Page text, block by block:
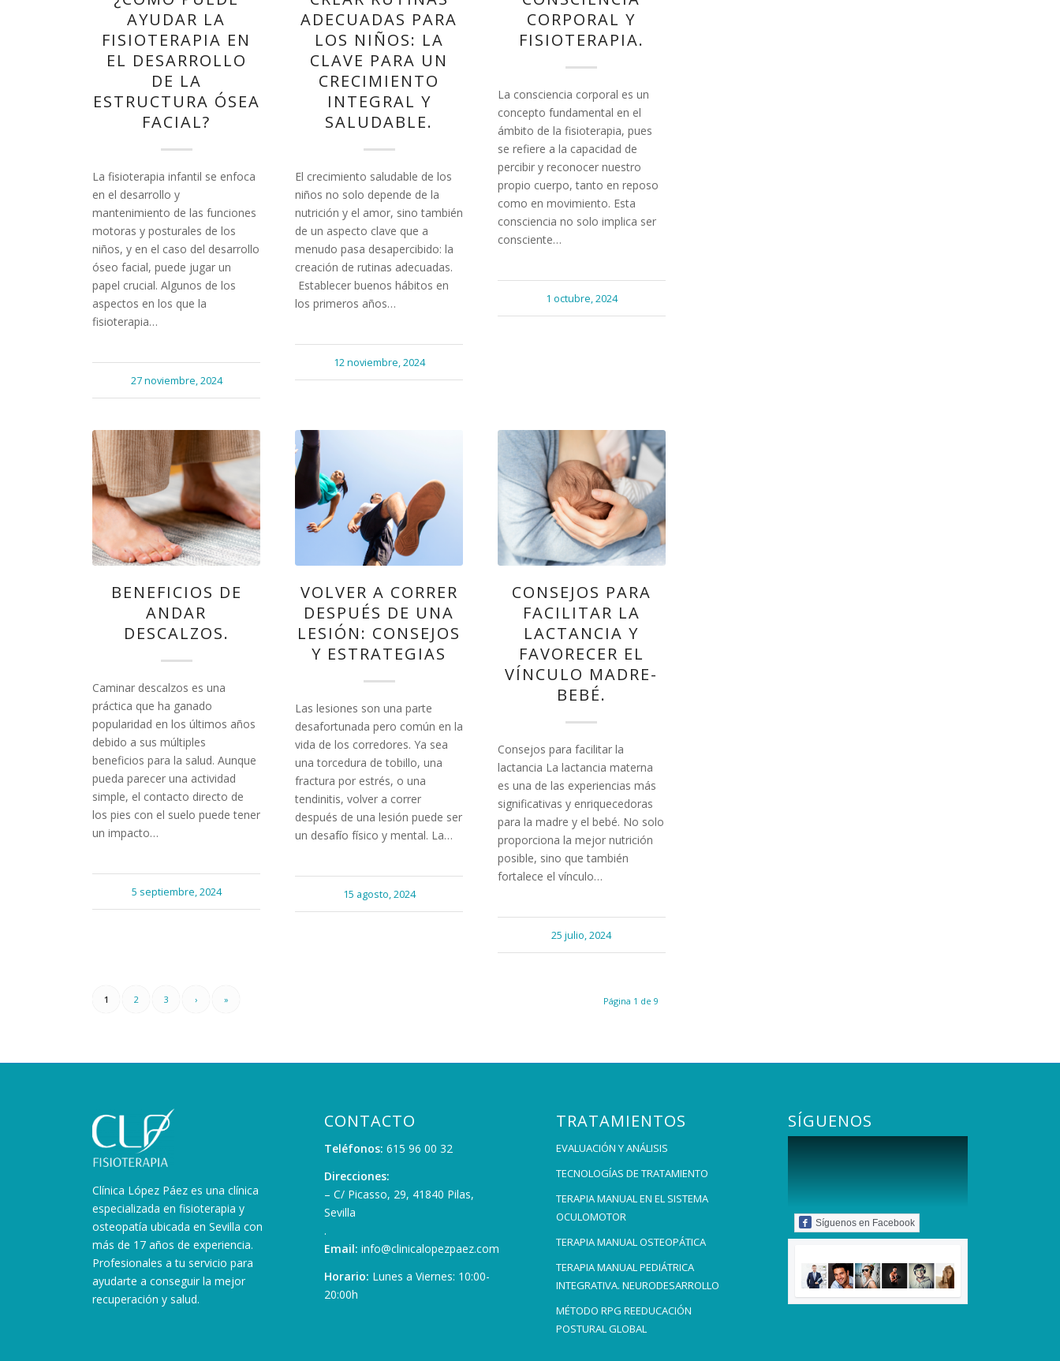
AYUDAR LA
FISIOTERAPIA EN
EL DESARROLLO
DE LA
ESTRUCTURA ÓSEA
FACIAL?
La fisioterapia infantil se enfoca
en el desarrollo y
mantenimiento de las funciones
motoras y posturales de los
niños, y en el caso del desarrollo
óseo facial, puede jugar un
papel crucial. Algunos de los
aspectos en los que la
fisioterapia…
27 noviembre, 2024
ADECUADAS PARA
LOS NIÑOS: LA
CLAVE PARA UN
CRECIMIENTO
INTEGRAL Y
SALUDABLE.
El crecimiento saludable de los
niños no solo depende de la
nutrición y el amor, sino también
de un aspecto clave que a
menudo pasa desapercibido: la
creación de rutinas adecuadas.
Establecer buenos hábitos en
los primeros años…
12 noviembre, 2024
CORPORAL Y
FISIOTERAPIA.
La consciencia corporal es un
concepto fundamental en el
ámbito de la fisioterapia, pues
se refiere a la capacidad de
percibir y reconocer nuestro
propio cuerpo, tanto en reposo
como en movimiento. Esta
consciencia no solo implica ser
consciente…
1 octubre, 2024
BENEFICIOS DE
ANDAR
DESCALZOS.
Caminar descalzos es una
práctica que ha ganado
popularidad en los últimos años
debido a sus múltiples
beneficios para la salud. Aunque
pueda parecer una actividad
simple, el contacto directo de
los pies con el suelo puede tener
un impacto…
5 septiembre, 2024
VOLVER A CORRER
DESPUÉS DE UNA
LESIÓN: CONSEJOS
Y ESTRATEGIAS
Las lesiones son una parte
desafortunada pero común en la
vida de los corredores. Ya sea
una torcedura de tobillo, una
fractura por estrés, o una
tendinitis, volver a correr
después de una lesión puede ser
un desafío físico y mental. La…
15 agosto, 2024
CONSEJOS PARA
FACILITAR LA
LACTANCIA Y
FAVORECER EL
VÍNCULO MADRE-
BEBÉ.
Consejos para facilitar la
lactancia La lactancia materna
es una de las experiencias más
significativas y enriquecedoras
para la madre y el bebé. No solo
proporciona la mejor nutrición
posible, sino que también
fortalece el vínculo…
25 julio, 2024
Página 1 de 9
1 2 3 › »
Clínica López Páez es una clínica
especializada en fisioterapia y
osteopatía ubicada en Sevilla con
más de 17 años de experiencia.
Profesionales a tu servicio para
ayudarte a conseguir la mejor
recuperación y salud.
CONTACTO
Teléfonos: 615 96 00 32
Direcciones:
– C/ Picasso, 29, 41840 Pilas,
Sevilla
.
Email: info@clinicalopezpaez.com
Horario: Lunes a Viernes: 10:00-
20:00h
TRATAMIENTOS
EVALUACIÓN Y ANÁLISIS
TECNOLOGÍAS DE TRATAMIENTO
TERAPIA MANUAL EN EL SISTEMA
OCULOMOTOR
TERAPIA MANUAL OSTEOPÁTICA
TERAPIA MANUAL PEDIÁTRICA
INTEGRATIVA. NEURODESARROLLO
MÉTODO RPG REEDUCACIÓN
POSTURAL GLOBAL
SÍGUENOS
Síguenos en Facebook